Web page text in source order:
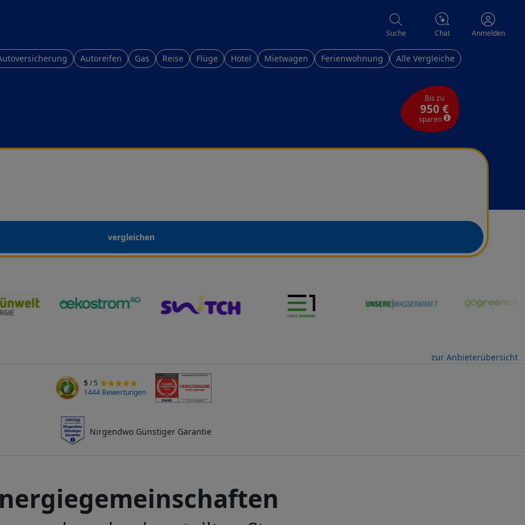
Suche Chat Anmelden
Autoreifen Gas Reise Flüge Hotel Mietwagen Ferienwohnung Alle Vergleiche
Bis zu
950 €
sparen
vergleichen
zur Anbieterübersicht
5/ 5
1444 Bewertungen
Nirgendwo Günstiger Garantie